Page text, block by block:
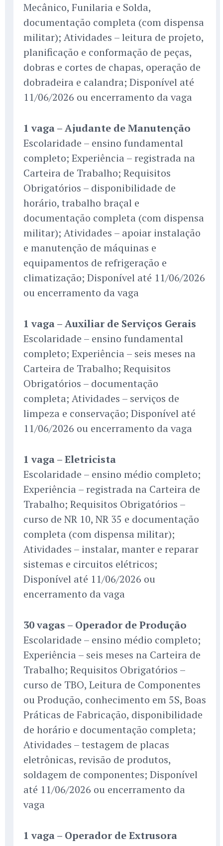
Mecânico, Funilaria e Solda,
documentação completa (com dispensa
militar); Atividades – leitura de projeto,
planificação e conformação de peças,
dobras e cortes de chapas, operação de
dobradeira e calandra; Disponível até
11/06/2026 ou encerramento da vaga
1 vaga – Ajudante de Manutenção
Escolaridade – ensino fundamental
completo; Experiência – registrada na
Carteira de Trabalho; Requisitos
Obrigatórios – disponibilidade de
horário, trabalho braçal e
documentação completa (com dispensa
militar); Atividades – apoiar instalação
e manutenção de máquinas e
equipamentos de refrigeração e
climatização; Disponível até 11/06/2026
ou encerramento da vaga
1 vaga – Auxiliar de Serviços Gerais
Escolaridade – ensino fundamental
completo; Experiência – seis meses na
Carteira de Trabalho; Requisitos
Obrigatórios – documentação
completa; Atividades – serviços de
limpeza e conservação; Disponível até
11/06/2026 ou encerramento da vaga
1 vaga – Eletricista
Escolaridade – ensino médio completo;
Experiência – registrada na Carteira de
Trabalho; Requisitos Obrigatórios –
curso de NR 10, NR 35 e documentação
completa (com dispensa militar);
Atividades – instalar, manter e reparar
sistemas e circuitos elétricos;
Disponível até 11/06/2026 ou
encerramento da vaga
30 vagas – Operador de Produção
Escolaridade – ensino médio completo;
Experiência – seis meses na Carteira de
Trabalho; Requisitos Obrigatórios –
curso de TBO, Leitura de Componentes
ou Produção, conhecimento em 5S, Boas
Práticas de Fabricação, disponibilidade
de horário e documentação completa;
Atividades – testagem de placas
eletrônicas, revisão de produtos,
soldagem de componentes; Disponível
até 11/06/2026 ou encerramento da
vaga
1 vaga – Operador de Extrusora